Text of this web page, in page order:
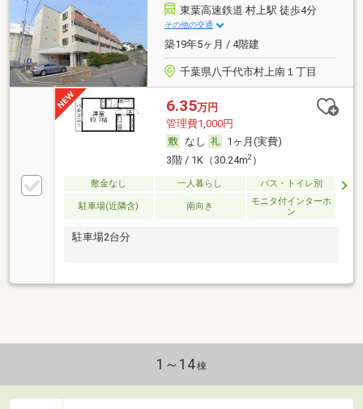
東葉高速鉄道 村上駅 徒歩4分
その他の交通
築19年5ヶ月 / 4階建
千葉県八千代市村上南１丁目
6.35万円
管理費1,000円
なし
1ヶ月(実費)
3階 / 1K（30.24m2）
敷金なし 一人暮らし バス・トイレ別
駐車場(近隣含) 南向き
モニタ付インターホ
ン
駐車場2台分
1～14棟